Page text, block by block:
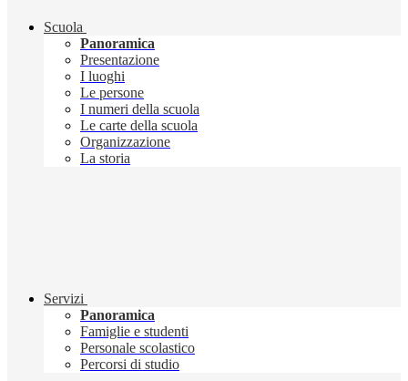
Scuola
Panoramica
Presentazione
I luoghi
Le persone
I numeri della scuola
Le carte della scuola
Organizzazione
La storia
Servizi
Panoramica
Famiglie e studenti
Personale scolastico
Percorsi di studio